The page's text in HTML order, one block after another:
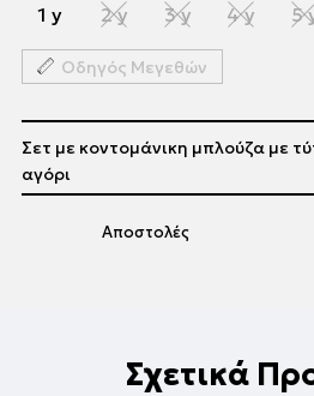
1 y 2 y 3 y 4 y 5
Οδηγός Μεγεθών
Αποστολές
Σετ με κοντομάνικη μπλούζα με
αγόρι
Σχετικά